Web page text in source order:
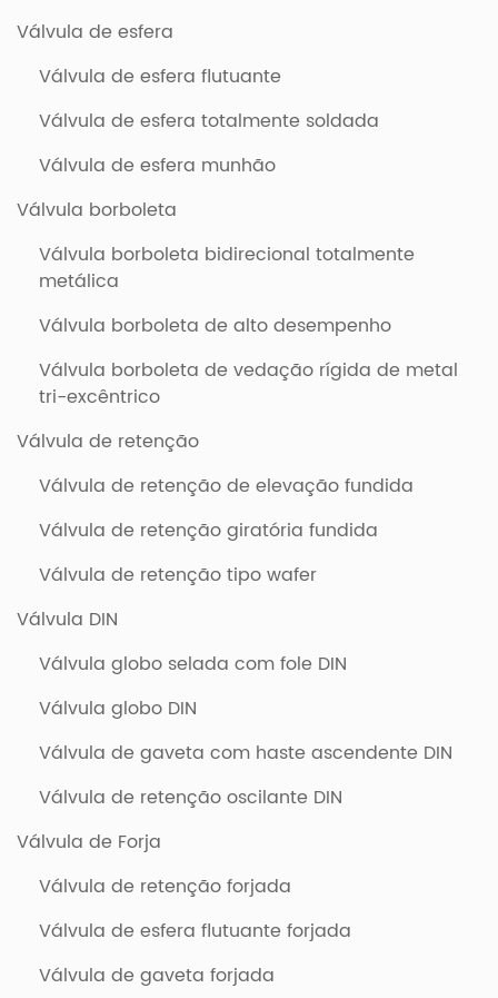
Válvula de esfera
Válvula de esfera flutuante
Válvula de esfera totalmente soldada
Válvula de esfera munhão
Válvula borboleta
Válvula borboleta bidirecional totalmente
metálica
Válvula borboleta de alto desempenho
Válvula borboleta de vedação rígida de metal
tri-excêntrico
Válvula de retenção
Válvula de retenção de elevação fundida
Válvula de retenção giratória fundida
Válvula de retenção tipo wafer
Válvula DIN
Válvula globo selada com fole DIN
Válvula globo DIN
Válvula de gaveta com haste ascendente DIN
Válvula de retenção oscilante DIN
Válvula de Forja
Válvula de retenção forjada
Válvula de esfera flutuante forjada
Válvula de gaveta forjada